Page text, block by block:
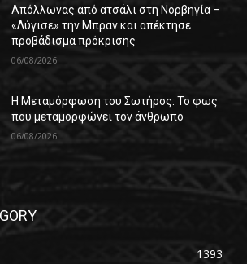
Απόλλωνας από ατσάλι στη Νορβηγία –
«Λύγισε» την Μπραν και απέκτησε
προβάδισμα πρόκρισης
06/08/2026
Η Μεταμόρφωση του Σωτήρος: Το φως
που μεταμορφώνει τον άνθρωπο
06/08/2026
1393